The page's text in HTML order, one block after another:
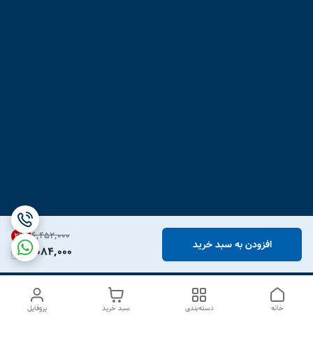
۶٬۴۵۲٬۰۰۰ 21%
5,084,000 افزودن به سبد خرید
پروفایل سبد خرید دسته‌بندی خانه